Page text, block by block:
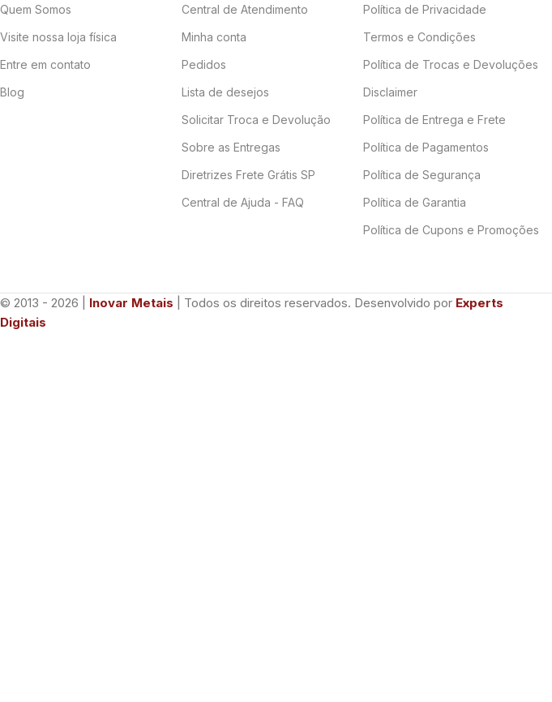
Quem Somos
Visite nossa loja física
Entre em contato
Blog
Central de Atendimento
Minha conta
Pedidos
Lista de desejos
Solicitar Troca e Devolução
Sobre as Entregas
Diretrizes Frete Grátis SP
Central de Ajuda - FAQ
Política de Privacidade
Termos e Condições
Política de Trocas e Devoluções
Disclaimer
Política de Entrega e Frete
Política de Pagamentos
Política de Segurança
Política de Garantia
Política de Cupons e Promoções
© 2013 - 2026 | Inovar Metais | Todos os direitos reservados. Desenvolvido por Experts
Digitais